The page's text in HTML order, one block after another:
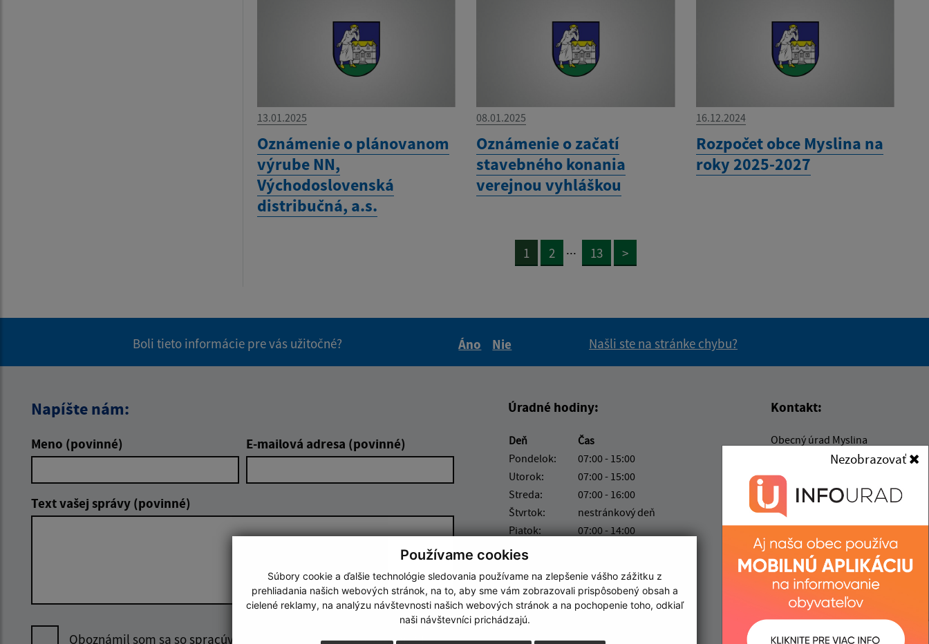
Používame cookies
Súbory cookie a ďalšie technológie sledovania používame na zlepšenie vášho zážitku z
prehliadania našich webových stránok, na to, aby sme vám zobrazovali prispôsobený obsah a
cielené reklamy, na analýzu návštevnosti našich webových stránok a na pochopenie toho, odkiaľ
naši návštevníci prichádzajú.
Nezobrazovať
13.01.2025
Oznámenie o plánovanom
výrube NN,
Východoslovenská
distribučná, a.s.
08.01.2025
Oznámenie o začatí
stavebného konania
verejnou vyhláškou
16.12.2024
Rozpočet obce Myslina na
roky 2025-2027
1 2 ... 13 >
Boli tieto informácie pre vás užitočné?
Áno
Nie
Našli ste na stránke chybu?
Napíšte nám:
Meno (povinné) E-mailová adresa (povinné)
Text vašej správy (povinné)
Oboznámil som sa sospracúvaním Odoslať správu
Úradné hodiny:
Deň
Čas
Pondelok:
07:00 - 15:00
Utorok:
07:00 - 15:00
Streda:
07:00 - 16:00
Štvrtok:
nestránkový deň
Piatok:
07:00 - 14:00
Obedňajšia prestávka:
Kontakt:
Obecný úrad Myslina
066 01 Humenné
obexmyslina@gmail.com
+421 57 775 49 90
IČO: 00323268